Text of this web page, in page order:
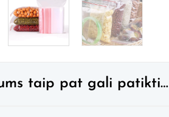
taip pat gali patikti…